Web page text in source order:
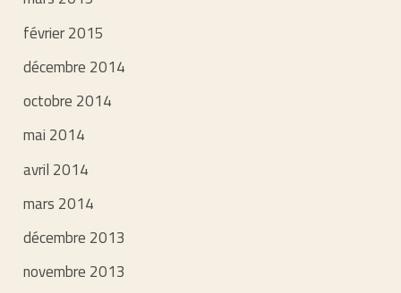
février 2015
décembre 2014
octobre 2014
mai 2014
avril 2014
mars 2014
décembre 2013
novembre 2013